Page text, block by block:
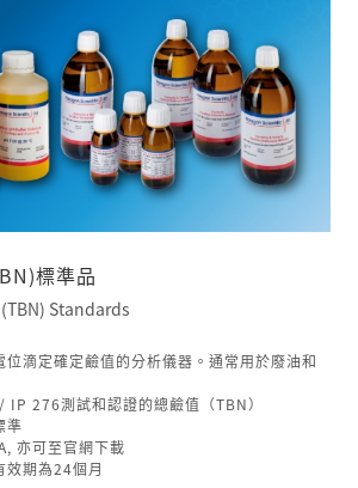
標準品
Standards
位滴定確定鹼值的分析儀器。通常用於廢油和
276測試和認證的總鹼值（TBN）
準
亦可至官網下載
效期為24個月